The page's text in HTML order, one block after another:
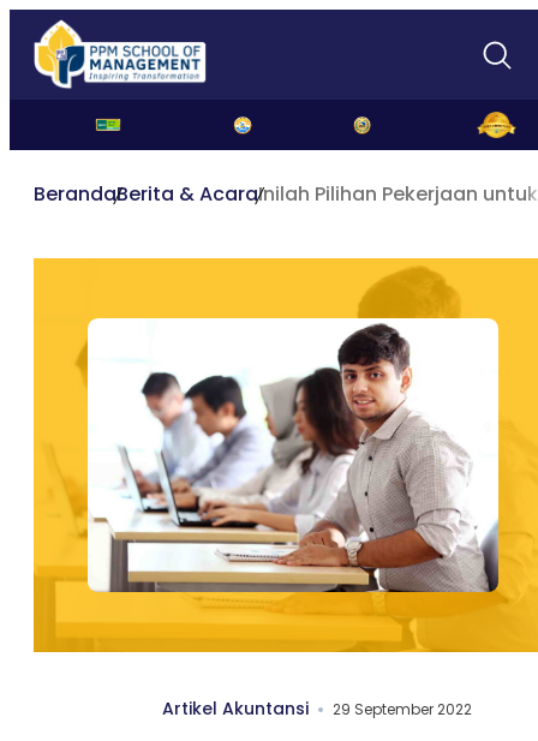
BerandaBerita & AcaraInilah Pilihan Pekerjaan
Artikel Akuntansi 29 September 2022